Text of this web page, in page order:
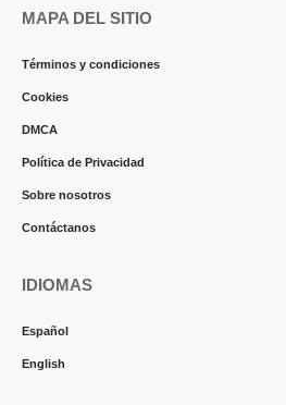
MAPA DEL SITIO
Términos y condiciones
Cookies
DMCA
Política de Privacidad
Sobre nosotros
Contáctanos
IDIOMAS
Español
English